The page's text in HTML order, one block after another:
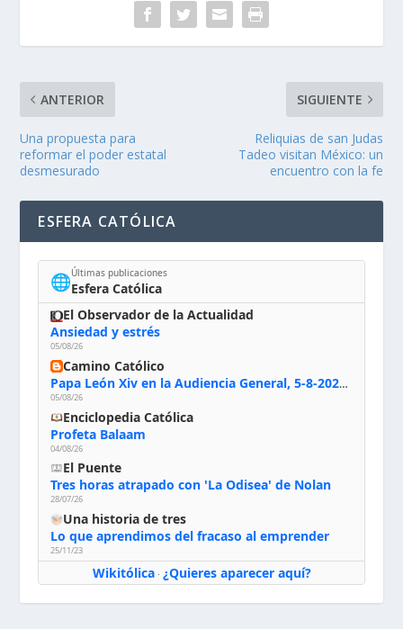
ANTERIOR
Una propuesta para
reformar el poder estatal
desmesurado
SIGUIENTE
Reliquias de san Judas
Tadeo visitan México: un
encuentro con la fe
ESFERA CATÓLICA
🌐Últimas publicaciones
Esfera Católica
El Observador de la Actualidad
Ansiedad y estrés
05/08/26
Camino Católico
Papa León Xiv en la Audiencia General, 5-8-2026: «Dios en el primer puesto; la oración, nuestra primera obligación; la liturgia, la primera fuente de la vida divina que se nos comunica, la primera escuela de nuestra vida espiritual»
05/08/26
Enciclopedia Católica
Profeta Balaam
04/08/26
El Puente
Tres horas atrapado con 'La Odisea' de Nolan
28/07/26
Una historia de tres
Lo que aprendimos del fracaso al emprender
25/11/23
Wikitólica· ¿Quieres aparecer aquí?